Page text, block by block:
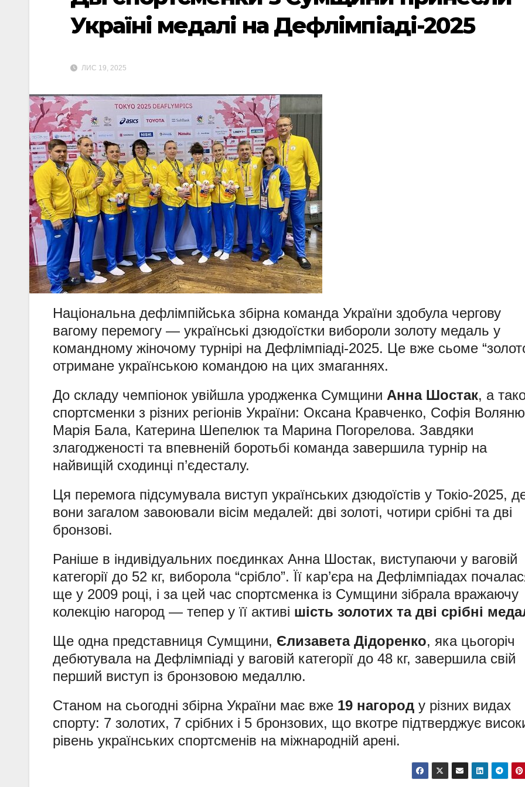
Україні медалі на Дефлімпіаді-2025
ЛИС 19, 2025
Національна дефлімпійська збірна команда України здобула чергову
вагому перемогу — українські дзюдоїстки вибороли золоту медаль у
командному жіночому турнірі на Дефлімпіаді-2025. Це вже сьоме
отримане українською командою на цих змаганнях.
До складу чемпіонок увійшла уродженка Сумщини Анна Шостак, а
спортсменки з різних регіонів України: Оксана Кравченко, Софія
Марія Бала, Катерина Шепелюк та Марина Погорелова. Завдяки
злагодженості та впевненій боротьбі команда завершила турнір на
найвищій сходинці п’єдесталу.
Ця перемога підсумувала виступ українських дзюдоїстів у Токіо-2025,
вони загалом завоювали вісім медалей: дві золоті, чотири срібні та дві
бронзові.
Раніше в індивідуальних поєдинках Анна Шостак, виступаючи у ваговій
категорії до 52 кг, виборола “срібло”. Її кар’єра на Дефлімпіадах
ще у 2009 році, і за цей час спортсменка із Сумщини зібрала вражаючу
колекцію нагород — тепер у її активі шість золотих та дві срібні
Ще одна представниця Сумщини, Єлизавета Дідоренко, яка цьогоріч
дебютувала на Дефлімпіаді у ваговій категорії до 48 кг, завершила свій
перший виступ із бронзовою медаллю.
Станом на сьогодні збірна України має вже 19 нагород у різних видах
спорту: 7 золотих, 7 срібних і 5 бронзових, що вкотре підтверджує
рівень українських спортсменів на міжнародній арені.